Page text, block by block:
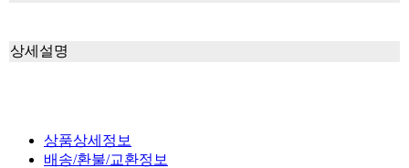
상세설명
상품상세정보
배송/환불/교환정보